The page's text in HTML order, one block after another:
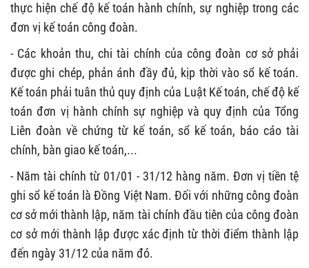
thực hiện chế độ kế toán hành chính, sự nghiệp trong các
đơn vị kế toán công đoàn.
- Các khoản thu, chi tài chính của công đoàn cơ sở phải
được ghi chép, phản ánh đầy đủ, kịp thời vào sổ kế toán.
Kế toán phải tuân thủ quy định của Luật Kế toán, chế độ kế
toán đơn vị hành chính sự nghiệp và quy định của Tổng
Liên đoàn về chứng từ kế toán, sổ kế toán, báo cáo tài
chính, bàn giao kế toán,...
- Năm tài chính từ 01/01 - 31/12 hàng năm. Đơn vị tiền tệ
ghi sổ kế toán là Đồng Việt Nam. Đối với những công đoàn
cơ sở mới thành lập, năm tài chính đầu tiên của công đoàn
cơ sở mới thành lập được xác định từ thời điểm thành lập
đến ngày 31/12 của năm đó.